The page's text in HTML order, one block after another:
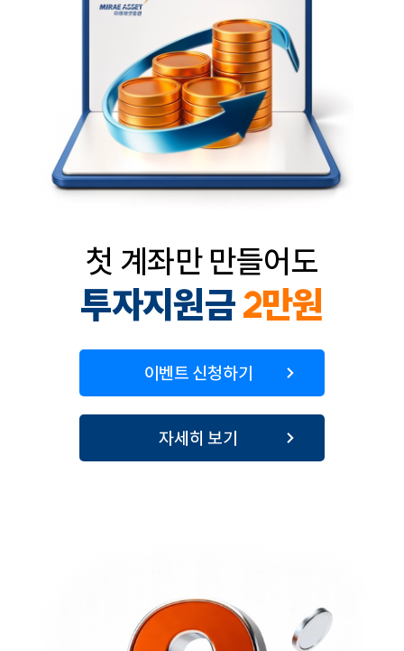
첫 계좌만 만들어도
투자지원금2만원
이벤트 신청하기
자세히 보기